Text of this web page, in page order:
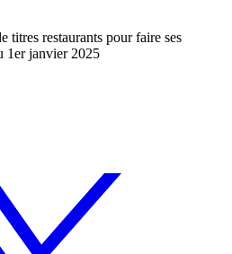
titres restaurants pour faire ses
1er janvier 2025